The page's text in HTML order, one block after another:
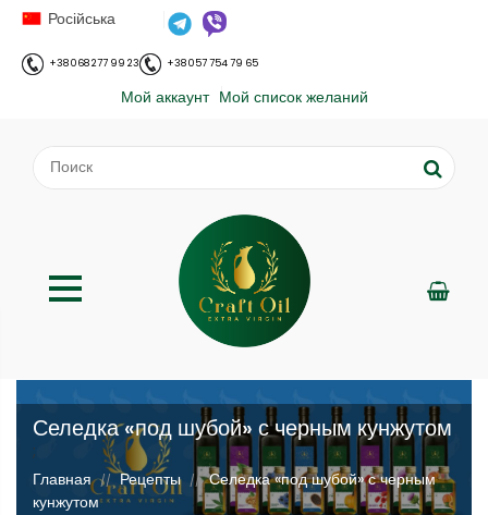
Російська
+38 068 277 99 23 +38 057 754 79 65
Мой аккаунт Мой список желаний
Селедка «под шубой» с черным кунжутом
;
Главная // Рецепты // Селедка «под шубой» с черным
кунжутом